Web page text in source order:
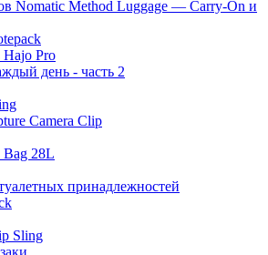
Nomatic Method Luggage — Carry-On и
Hajo Pro
день - часть 2
Camera Clip
Bag 28L
принадлежностей
Sling